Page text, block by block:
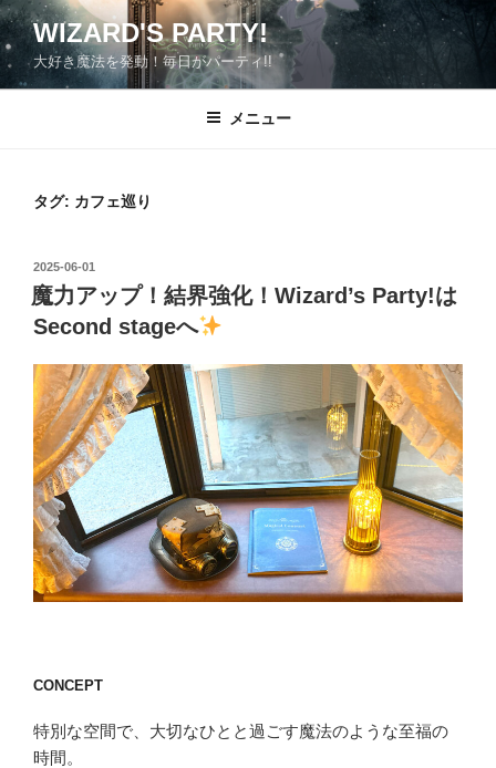
コ
ン
テ
ン
WIZARD'S PARTY!
大好き魔法を発動！毎日がパーティ!!
メニュー
タグ: カフェ巡り
投
稿
日:
2025-06-01
魔力アップ！結界強化！Wizard’s Party!は
Second stageへ
CONCEPT
特別な空間で、大切なひとと過ごす魔法のような至福の
時間。